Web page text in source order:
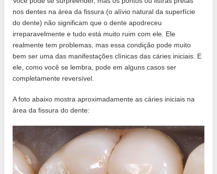
nos dentes na área da fissura (o alívio natural da superfície
do dente) não significam que o dente apodreceu
irreparavelmente e tudo está muito ruim com ele. Ele
realmente tem problemas, mas essa condição pode muito
bem ser uma das manifestações clínicas das cáries iniciais. E
ele, como você se lembra, pode em alguns casos ser
completamente reversível.
A foto abaixo mostra aproximadamente as cáries iniciais na
área da fissura do dente: